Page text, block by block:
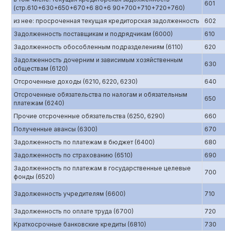
(стр.610+630+650+670+6 80+6 90+700+710+720+760)
601
из нее: просроченная текущая кредиторская задолженность
602
Задолженность поставщикам и подрядчикам (6000)
610
Задолженность обособленным подразделениям (6110)
620
Задолженность дочерним и зависимым хозяйственным
обществам (6120)
630
Отсроченные доходы (6210, 6220, 6230)
640
Отсроченные обязательства по налогам и обязательным
платежам (6240)
650
Прочие отсроченные обязательства (6250, 6290)
660
Полученные авансы (6300)
670
Задолженность по платежам в бюджет (6400)
680
Задолженность по страхованию (6510)
690
Задолженность по платежам в государственные целевые
фонды (6520)
700
Задолженность учредителям (6600) 710
Задолженность по оплате труда (6700)
720
Краткосрочные банковские кредиты (6810)
730